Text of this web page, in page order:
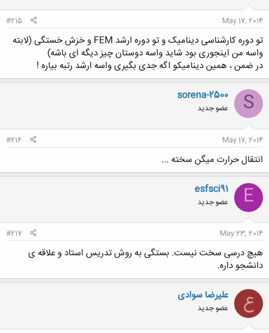
May 17, 2014
#215
تو دوره کارشناسی دینامیک و تو دوره ارشد FEM و خزش خستگی (لابته
واسه من اینجوری بود شاید واسه دوستان چیز دیگه ای باشه)
در ضمن ، همین دینامیکو اگه جدی بگیری واسه ارشد رتبه بیاره !
S
sorena-2500
عضو جدید
May 17, 2014
#216
انتقال حرارت میگن سخته ...
E
esfsci91
عضو جدید
May 23, 2014
#217
هیچ درسی سخت نیست. بستگی به روش تدریس استاد و علاقه ی
دانشجو داره.
ع علیرضا سوادی
عضو جدید